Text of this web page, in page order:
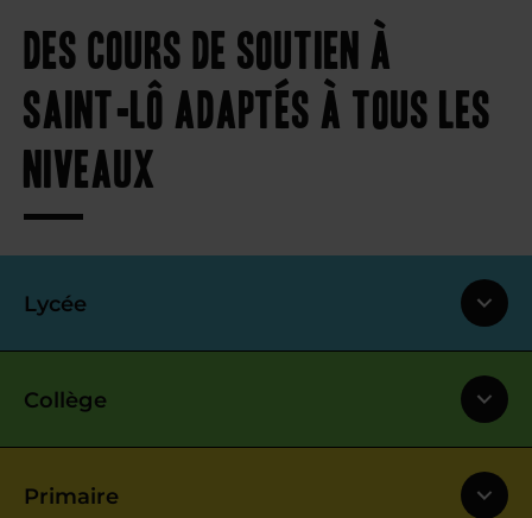
Des cours de soutien à
Saint-Lô adaptés à tous les
niveaux
Lycée
Collège
Primaire